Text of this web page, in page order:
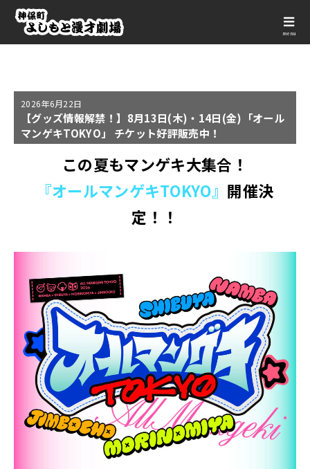
menu
2026年6月22日
【グッズ情報解禁！】8月13日(木)・14日(金)「オール
マンゲキTOKYO」 チケット好評販売中！
この夏もマンゲキ大集合！
『オールマンゲキTOKYO』 開催決
定！！